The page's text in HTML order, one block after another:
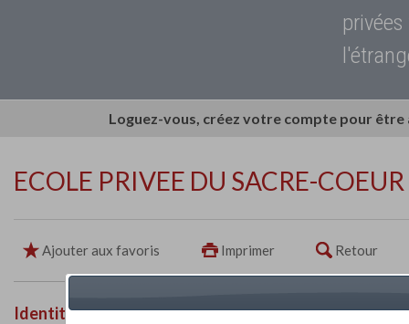
Loguez-vous, créez votre compte pour
ECOLE PRIVEE DU SACRE-COEUR
Ajouter aux favoris Imprimer Retour
Identité de l'établissement